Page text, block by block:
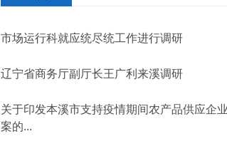
市场运行科就应统尽统工作进行调研
辽宁省商务厅副厅长王广利来溪调研
关于印发本溪市支持疫情期间农产品供应企
案的...